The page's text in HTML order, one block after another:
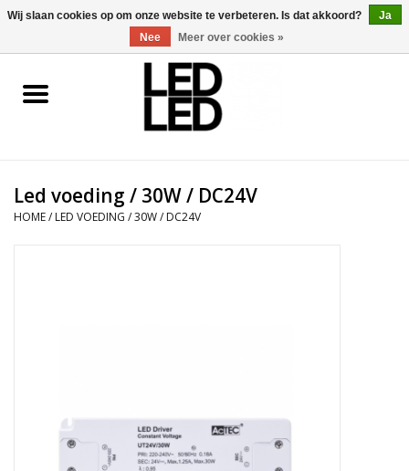
0 Artikelen - €0,00
Home
LED Accessoires
Led voeding / 30W / DC24V
HOME/ LED VOEDING / 30W / DC24V
Wij slaan cookies op om onze website te verbeteren. Is dat akkoord?
Ja
Nee
Meer over cookies »